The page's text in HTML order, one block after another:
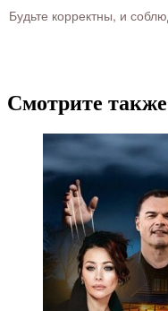
Будьте корректны, и
Смотрите